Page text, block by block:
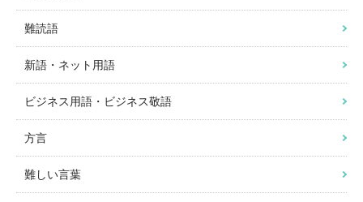
難読語
新語・ネット用語
ビジネス用語・ビジネス敬語
方言
難しい言葉